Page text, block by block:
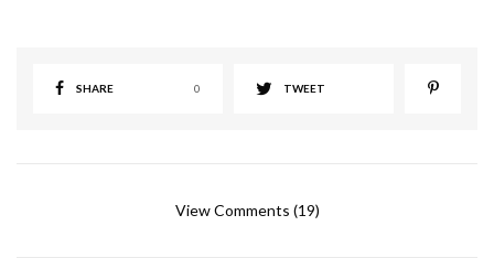
SHARE 0 TWEET
View Comments (19)